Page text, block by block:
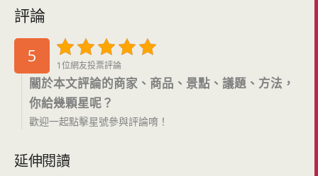
評論
5 1位網友投票評論
關於本文評論的商家、商品、景點、議題、方法，
你給幾顆星呢？
歡迎一起點擊星號參與評論唷！
延伸閱讀